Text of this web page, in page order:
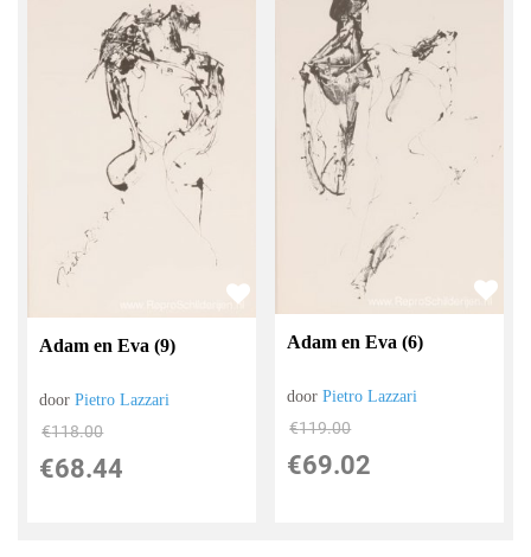
Adam en Eva (9)
doorPietro Lazzari
€118.00
€68.44
Adam en Eva (6)
doorPietro Lazzari
€119.00
€69.02